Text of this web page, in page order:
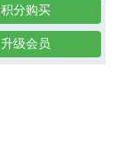
积分购买
升级会员